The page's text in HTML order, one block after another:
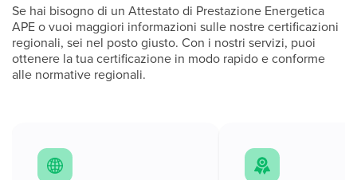
Se hai bisogno di un Attestato di Prestazione Energetica
APE o vuoi maggiori informazioni sulle nostre certificazioni
regionali, sei nel posto giusto. Con i nostri servizi, puoi
ottenere la tua certificazione in modo rapido e conforme
alle normative regionali.